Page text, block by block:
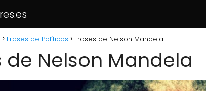
Frases de Políticos Frases de Nelson Mandela
de Nelson Mandela